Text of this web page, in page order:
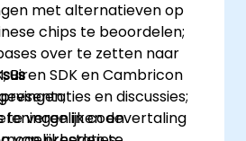
met alternatieven op
chips te beoordelen;
over te zetten naar
Biren SDK en Cambricon
te vergelijken en
en discussies;
in codevertaling